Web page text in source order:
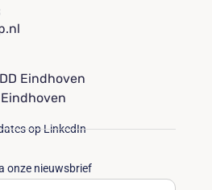
Eindhoven
op LinkedIn
onze nieuwsbrief